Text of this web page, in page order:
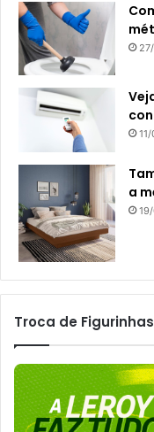
a
Troca de Figurinhas